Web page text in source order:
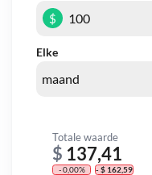
Elke
$
Totale waarde
$ 137,41
- 0,00% - $ 162,59